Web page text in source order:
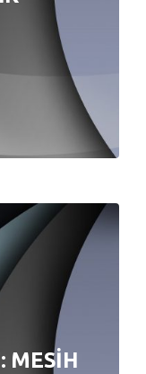
MESİH
MESİH